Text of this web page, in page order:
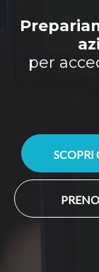
per